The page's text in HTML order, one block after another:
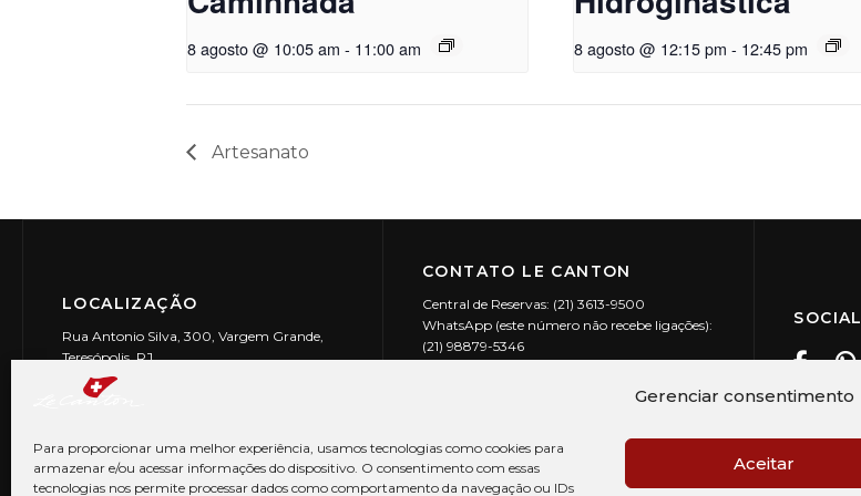
Gerenciar consentimento
Para proporcionar uma melhor experiência, usamos tecnologias como cookies para
armazenar e/ou acessar informações do dispositivo. O consentimento com essas
tecnologias nos permite processar dados como comportamento da navegação ou IDs
Aceitar
8 agosto @ 10:05 am - 11:00 am 8 agosto @ 12:15 pm - 12:45 pm
Artesanato
LOCALIZAÇÃO
Rua Antonio Silva, 300, Vargem Grande,
Teresópolis, RJ
CEP: 25990-150
CONTATO LE CANTON
Central de Reservas: (21) 3613-9500
WhatsApp (este número não recebe ligações):
(21) 98879-5346
SOCIAL